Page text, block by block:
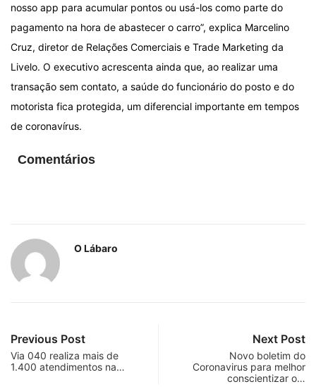
nosso app para acumular pontos ou usá-los como parte do
pagamento na hora de abastecer o carro”, explica Marcelino
Cruz, diretor de Relações Comerciais e Trade Marketing da
Livelo. O executivo acrescenta ainda que, ao realizar uma
transação sem contato, a saúde do funcionário do posto e do
motorista fica protegida, um diferencial importante em tempos
de coronavírus.
Comentários
O Lábaro
Previous Post
Via 040 realiza mais de
1.400 atendimentos na…
Next Post
Novo boletim do
Coronavirus para melhor
conscientizar o…